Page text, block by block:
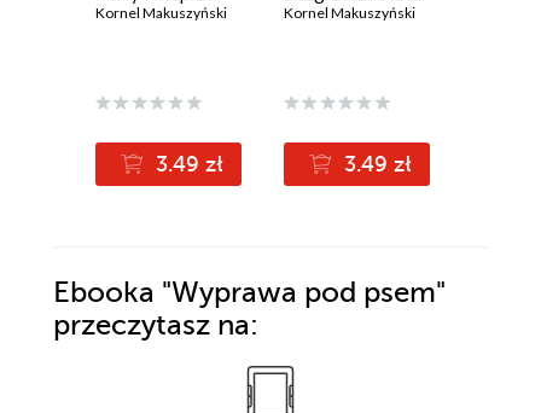
Kornel Makuszyński
3.49 zł
Kornel Makuszyński
3.49 zł
Ebooka "Wyprawa pod psem"
przeczytasz na: